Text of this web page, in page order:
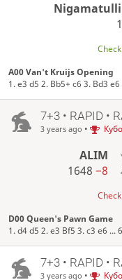
A00 Van't Kruijs Opening
1. e3 d5 2. Bb5+ c6 3. Bd3
7+3 • RAPID •
3 years ago •
ALIM
1648−8
D00 Queen's Pawn Game
1. d4 d5 2. e3 Bf5 3. c3 e6 ...
7+3 • RAPID •
3 years ago •